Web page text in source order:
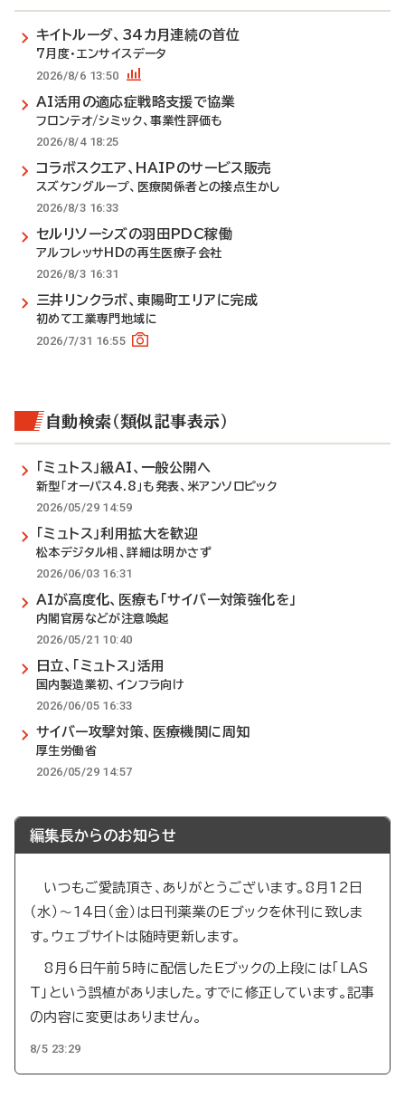
キイトルーダ、34カ月連続の首位
7月度・エンサイスデータ
2026/8/6 13:50
AI活用の適応症戦略支援で協業
フロンテオ/シミック、事業性評価も
2026/8/4 18:25
コラボスクエア、HAIPのサービス販売
スズケングループ、医療関係者との接点生かし
2026/8/3 16:33
セルリソーシズの羽田PDC稼働
アルフレッサHDの再生医療子会社
2026/8/3 16:31
三井リンクラボ、東陽町エリアに完成
初めて工業専門地域に
2026/7/31 16:55
自動検索（類似記事表示）
「ミュトス」級AI、一般公開へ
新型「オーパス4.8」も発表、米アンソロピック
2026/05/29 14:59
「ミュトス」利用拡大を歓迎
松本デジタル相、詳細は明かさず
2026/06/03 16:31
AIが高度化、医療も「サイバー対策強化を」
内閣官房などが注意喚起
2026/05/21 10:40
日立、「ミュトス」活用
国内製造業初、インフラ向け
2026/06/05 16:33
サイバー攻撃対策、医療機関に周知
厚生労働省
2026/05/29 14:57
編集長からのお知らせ
いつもご愛読頂き、ありがとうございます。8月12日
（水）～14日（金）は日刊薬業のEブックを休刊に致しま
す。ウェブサイトは随時更新します。
8月6日午前5時に配信したEブックの上段には「LAS
T」という誤植がありました。すでに修正しています。記事
の内容に変更はありません。
8/5 23:29